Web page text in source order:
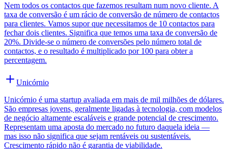
Nem todos os contactos que fazemos resultam num novo cliente. A
taxa de conversão é um rácio de conversão de número de contactos
para clientes. Vamos supor que necessitamos de 10 contactos para
fechar dois clientes. Significa que temos uma taxa de conversão de
20%. Divide-se o número de conversões pelo número total de
contactos, e o resultado é multiplicado por 100 para obter a
percentagem.
Unicórnio
Unicórnio é uma startup avaliada em mais de mil milhões de dólares.
São empresas jovens, geralmente ligadas à tecnologia, com modelos
de negócio altamente escaláveis e grande potencial de crescimento.
Representam uma aposta do mercado no futuro daquela ideia —
mas isso não significa que sejam rentáveis ou sustentáveis.
Crescimento rápido não é garantia de viabilidade.